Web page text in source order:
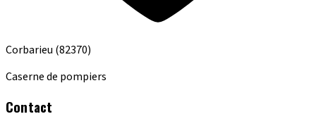
Corbarieu (82370)
Caserne de pompiers
Contact